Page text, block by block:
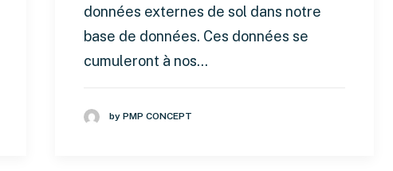
données externes de sol dans notre
base de données. Ces données se
cumuleront à nos…
by PMP CONCEPT